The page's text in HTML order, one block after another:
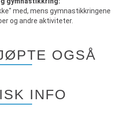
med, mens gymnastikkringene
og andre aktiviteter.
OGSÅ
INFO